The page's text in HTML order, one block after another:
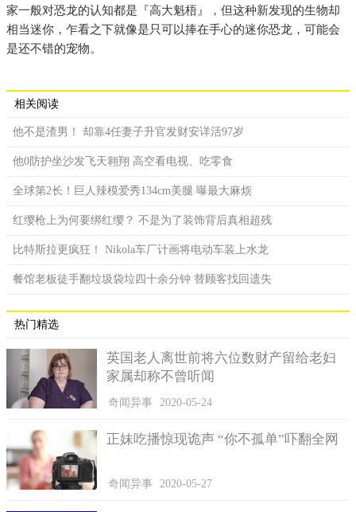
家一般对恐龙的认知都是『高大魁梧』，但这种新发现的生物却
相当迷你，乍看之下就像是只可以捧在手心的迷你恐龙，可能会
是还不错的宠物。
相关阅读
他不是渣男！ 却靠4任妻子升官发财安详活97岁
他0防护坐沙发飞天翱翔 高空看电视、吃零食
全球第2长！巨人辣模爱秀134cm美腿 曝最大麻烦
红缨枪上为何要绑红缨？ 不是为了装饰背后真相超残
比特斯拉更疯狂！ Nikola车厂计画将电动车装上水龙
餐馆老板徒手翻垃圾袋垃四十余分钟 替顾客找回遗失
热门精选
英国老人离世前将六位数财产留给老妇
家属却称不曾听闻
奇闻异事 2020-05-24
正妹吃播惊现诡声 “你不孤单”吓翻全网
奇闻异事 2020-05-27